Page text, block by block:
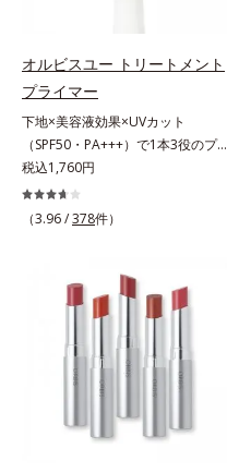
ぎます。*1 トリメチルシロキシケ
イ酸、ジメチコン配合＝汗や水、皮
脂をはじき、メイクくずれを防ぐ成
分*2 オリーブ葉エキス、ゴレンシ
葉エキス、加水分解ヒアルロン酸、
異性化糖配合＝保湿成分【ご使用方
法】2層タイプなので、必ず容器を
よく振ってからお使いください。メ
イクの仕上げに、顔から20cm程度
シュが目安）ミストを塗布後、肌に
触れずに乾くまでそのままお待ちく
オルビスユー トリートメント
プライマー
下地×美容液効果×UVカット
（SPF50・PA+++）で1本3役のプラ
イマー。凹凸をつるんとなめらかに
(*1)整え、化粧ノリUPの高機能化粧
下地。“塗るたび高まる、素肌の美
る小ジワをカバーしてハリ肌に整え
る高機能化粧下地毛穴や小ジワの凹
ンケア発想の化粧下地です。保湿成
分が肌全層(*2)に働きかけて、肌の
うるおいをグンとアップ＆リッチな
クリームのようにぴたっと密着。乾
燥による小ジワを目立たなく(*1)
税込1,760円
（3.96 /378件）